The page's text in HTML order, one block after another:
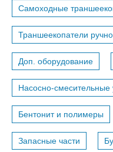
Самоходные
Траншеекопатели
Доп. оборудование
Насосно-смесительные
Бентонит и полимеры
Запасные части